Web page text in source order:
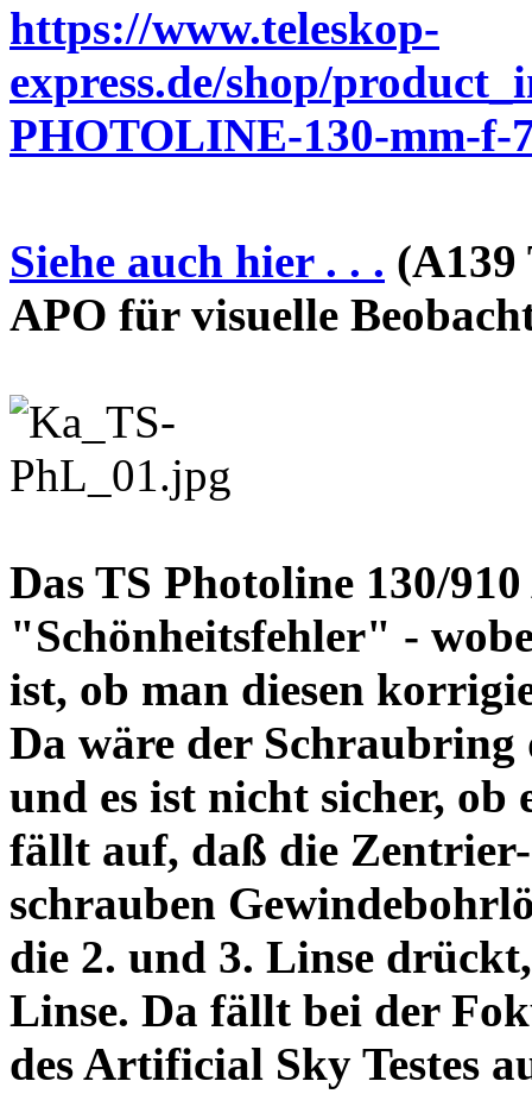
https://www.teleskop-
express.de/shop/
PHOTOLINE-130-mm-f-
Siehe auch hier . . . (A139
APO für visuelle
Das TS Photoline 130/
"Schönheitsfehler" -
ist, ob man diesen
Da wäre der
und es ist nicht sicher,
fällt auf, daß die Zentrier-
schrauben
die 2. und 3. Linse
Linse. Da fällt bei der
des Artificial Sky Testes